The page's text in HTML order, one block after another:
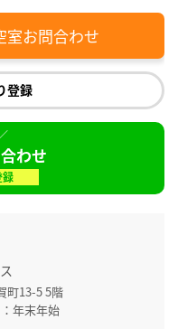
室お問合わせ
登録
わせ
録
町13-5 5階
年末年始